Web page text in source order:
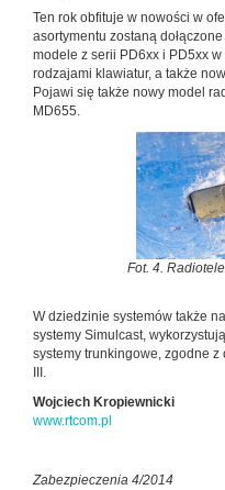
Ten rok obfituje w nowości w
asortymentu zostaną
modele z serii PD6xx i PD5xx
rodzajami klawiatur, a także
Pojawi się także nowy model
MD655.
Fot. 4.
W dziedzinie systemów także
systemy Simulcast,
systemy trunkingowe, zgodne z
III.
Wojciech Kropiewnicki
www.rtcom.pl
Zabezpieczenia 4/2014